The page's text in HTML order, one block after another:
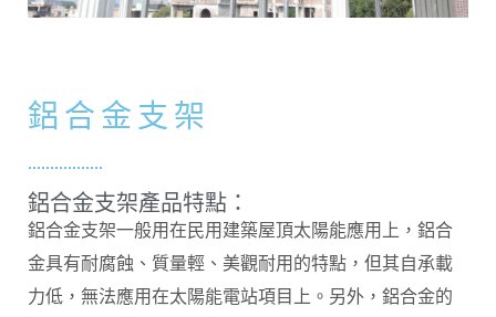
鋁合金支架
鋁合金支架產品特點：
鋁合金支架一般用在民用建築屋頂太陽能應用上，鋁合
金具有耐腐蝕、質量輕、美觀耐用的特點，但其自承載
力低，無法應用在太陽能電站項目上。另外，鋁合金的